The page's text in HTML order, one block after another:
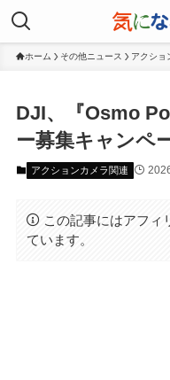
ホーム その他ニュース アクショ
DJI、『Osmo
ー募集キャンペ
アクションカメラ関連
この記事にはアフィ
ています。